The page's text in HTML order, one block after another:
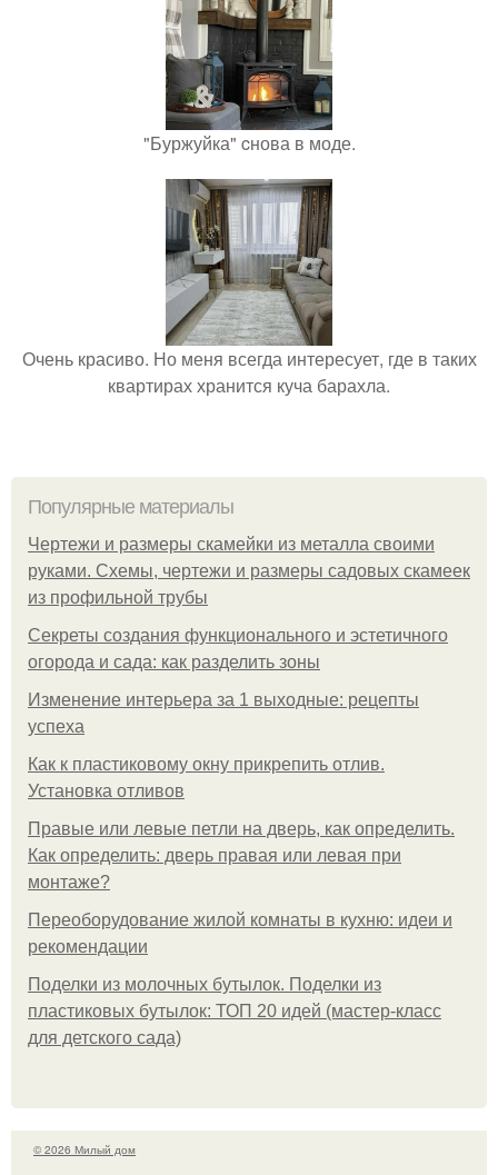
"Буржуйка" cнова в моде.
Очень красиво. Но меня всегда интересует, где в таких
квартирах хранится куча барахла.
Популярные материалы
Чертежи и размеры скамейки из металла своими
руками. Схемы, чертежи и размеры садовых скамеек
из профильной трубы
Секреты создания функционального и эстетичного
огорода и сада: как разделить зоны
Изменение интерьера за 1 выходные: рецепты
успеха
Как к пластиковому окну прикрепить отлив.
Установка отливов
Правые или левые петли на дверь, как определить.
Как определить: дверь правая или левая при
монтаже?
Переоборудование жилой комнаты в кухню: идеи и
рекомендации
Поделки из молочных бутылок. Поделки из
пластиковых бутылок: ТОП 20 идей (мастер-класс
для детского сада)
© 2026 Милый дом